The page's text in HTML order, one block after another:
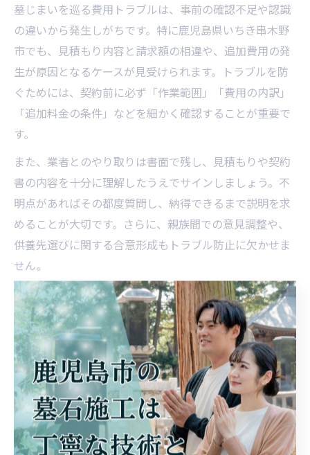
墓じまいを巡る費用トラブルは、事前の確認不足や認識
の違いから発生しがちです。特に鹿児島県いちき串木野
市でも、見積もり内容と請求額の相違や、追加費用の発
生が原因となるケースが見受けられます。トラブルを防
ぐためには、契約前に必ず「作業範囲」「費用の内訳」
「追加料金の条件」などを細かく確認することが重要で
す。
また、業者とのやり取りは書面で残し、見積もりや契約
書の内容を十分に理解したうえでサインしましょう。不
明点があればその都度質問し、納得できるまで説明を求
めることが大切です。さらに、親族間での意見調整や、
供養先選びに関する合意形成もトラブル防止に欠かせま
せん。
実際の事例として、「解体後に墓地管理費の未払いが判
明した」「撤去時の立ち会いに親族が揃わずトラブルに
なった」といった声もあります。費用面だけでなく、手
続き全体を見据えて準備を進めることで、安心して墓じ
まいを終えることができます。
行政書士依頼時に知っておきたい費用ポイント
墓じまいの手続きが煩雑に感じる場合、行政書士への依